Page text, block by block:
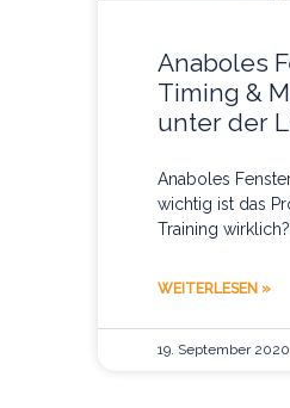
Anaboles
Timing &
unter der
Anaboles
wichtig ist das
Training
WEITERLESEN »
19. September 2020